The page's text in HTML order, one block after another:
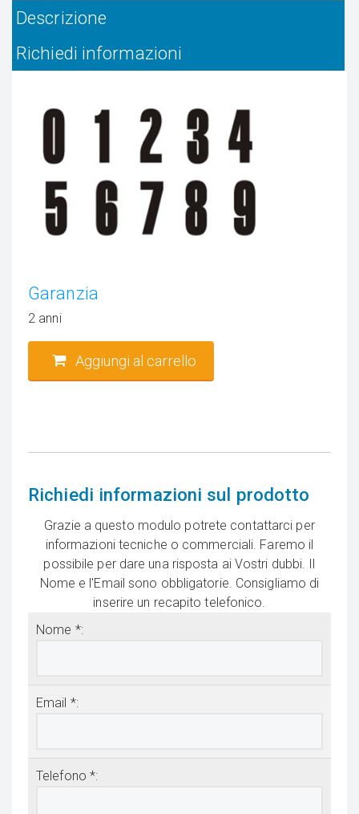
Descrizione
Richiedi informazioni
Garanzia
2 anni
Aggiungi al carrello
Richiedi informazioni sul prodotto
Grazie a questo modulo potrete contattarci per
informazioni tecniche o commerciali. Faremo il
possibile per dare una risposta ai Vostri dubbi. Il
Nome e l'Email sono obbligatorie. Consigliamo di
inserire un recapito telefonico.
Nome *:
Email *:
Telefono *: